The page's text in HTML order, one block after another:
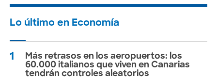
Lo último en Economía
1
Más retrasos en los aeropuertos: los
60.000 italianos que viven en Canarias
tendrán controles aleatorios